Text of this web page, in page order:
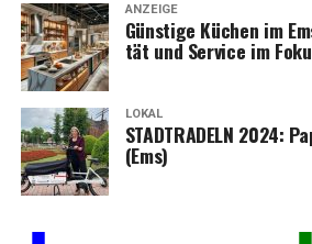
ANZEIGE
Güns­ti­ge Küchen im
tät und Ser­vice im
LOKAL
STADTRADELN 2024:
(Ems)